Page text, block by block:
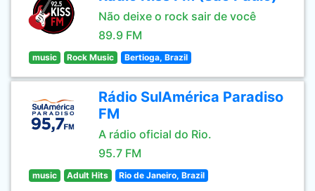
Não deixe o rock sair de você
89.9 FM
music Rock Music Bertioga, Brazil
Rádio SulAmérica Paradiso
FM
A rádio oficial do Rio.
95.7 FM
music Adult Hits Rio de Janeiro, Brazil